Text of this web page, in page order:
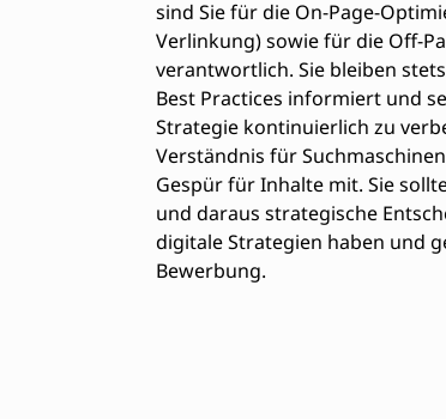
sind Sie für die On-Page-
Verlinkung) sowie für die Off-
verantwortlich. Sie bleiben
Best Practices informiert und
Strategie kontinuierlich zu
Verständnis für
Gespür für Inhalte mit. Sie
und daraus strategische
digitale Strategien haben und
Bewerbung.